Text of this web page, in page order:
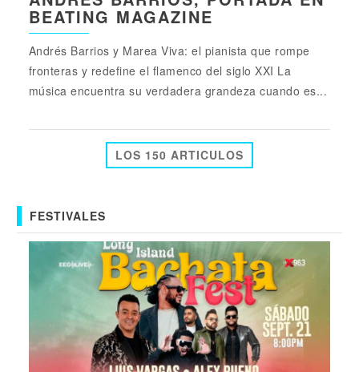
BEATING MAGAZINE
Andrés Barrios y Marea Viva: el pianista que rompe
fronteras y redefine el flamenco del siglo XXI La
música encuentra su verdadera grandeza cuando es...
LOS 150 ARTICULOS
FESTIVALES